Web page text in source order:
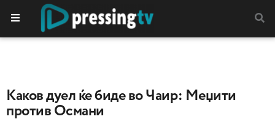
Каков дуел ќе биде во Чаир: Меџити
против Османи